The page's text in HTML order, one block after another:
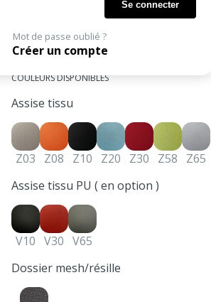
Mot de passe oublié ?
Créer un compte
Structure acier chromé sur patins
Dossier résille noire
COULEURS DISPONIBLES
Assise tissu
Z03 Z08 Z10 Z20 Z30 Z58
Z65
Assise tissu PU ( en option )
V10 V30 V65
Dossier mesh/résille